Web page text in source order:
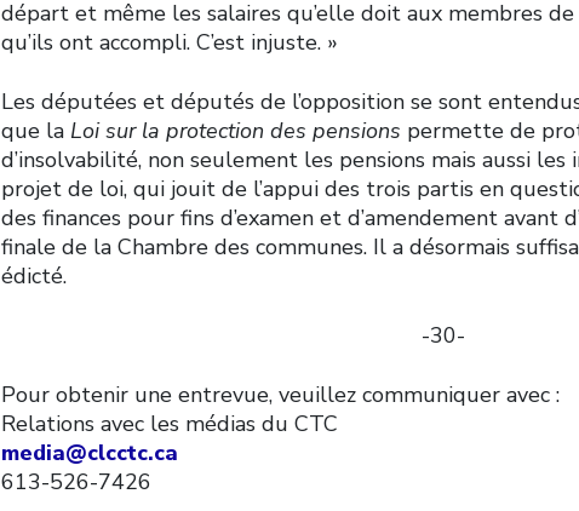
départ et même les salaires qu’elle doit aux membres
qu’ils ont accompli. C’est injuste. »
Les députées et députés de l’opposition se sont
que la Loi sur la protection des pensions permette de
d’insolvabilité, non seulement les pensions mais aussi
projet de loi, qui jouit de l’appui des trois partis en
des finances pour fins d’examen et d’amendement avant
finale de la Chambre des communes. Il a désormais
édicté.
-30-
Pour obtenir une entrevue, veuillez communiquer avec :
Relations avec les médias du CTC
media@clcctc.ca
613-526-7426